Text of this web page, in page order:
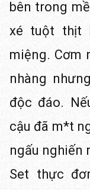
bên trong
xé tuột thịt
miệng. Cơm
nhàng
độc đáo.
cậu đã m*t
ngấu nghiến
Set thực